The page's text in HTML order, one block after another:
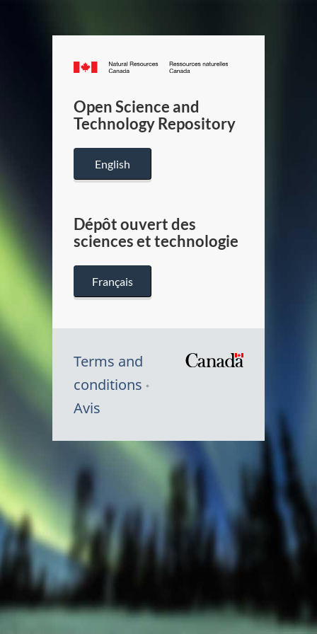
Canada.ca
/
Canada
Open Science and
Technology Repository
English
Dépôt ouvert des
sciences et technologie
Français
Terms and
conditions
Avis
Canada